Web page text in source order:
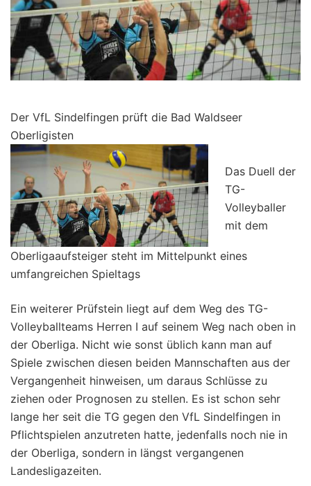
Der VfL Sindelfingen prüft die Bad Waldseer
Oberligisten
Das Duell der
TG-
Volleyballer
mit dem
Oberligaaufsteiger steht im Mittelpunkt eines
umfangreichen Spieltags
Ein weiterer Prüfstein liegt auf dem Weg des TG-
Volleyballteams Herren I auf seinem Weg nach oben in
der Oberliga. Nicht wie sonst üblich kann man auf
Spiele zwischen diesen beiden Mannschaften aus der
Vergangenheit hinweisen, um daraus Schlüsse zu
ziehen oder Prognosen zu stellen. Es ist schon sehr
lange her seit die TG gegen den VfL Sindelfingen in
Pflichtspielen anzutreten hatte, jedenfalls noch nie in
der Oberliga, sondern in längst vergangenen
Landesligazeiten.